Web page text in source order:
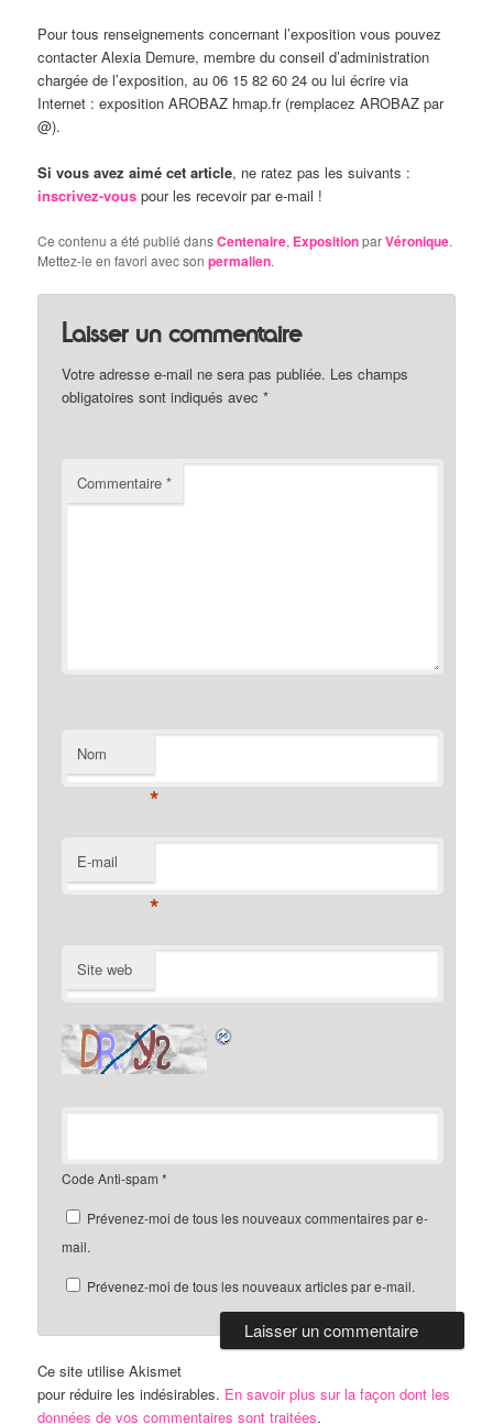
Pour tous renseignements concernant l’exposition vous pouvez
contacter Alexia Demure, membre du conseil d’administration
chargée de l’exposition, au 06 15 82 60 24 ou lui écrire via
Internet : exposition AROBAZ hmap.fr (remplacez AROBAZ par
@).
Si vous avez aimé cet article, ne ratez pas les suivants :
inscrivez-vous pour les recevoir par e-mail !
Ce contenu a été publié dansCentenaire, ExpositionparVéronique.
Mettez-le en favori avec sonpermalien.
Laisser un commentaire
Votre adresse e-mail ne sera pas publiée. Les champs
obligatoires sont indiqués avec*
Commentaire*
Nom
*
E-mail
*
Site web
Code Anti-spam *
Prévenez-moi de tous les nouveaux commentaires par e-
mail.
Prévenez-moi de tous les nouveaux articles par e-mail.
Ce site utilise Akismet
pour réduire les indésirables. En savoir plus sur la façon dont les
données de vos commentaires sont traitées.